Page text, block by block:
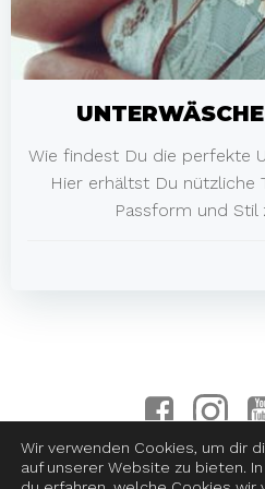
Wie findest Du die perfekte
Hier erhältst Du nützliche
Passform und Stil
Impressum|Datenschutz |
Wir verwenden Cookies, um dir
auf unserer Website zu bieten.